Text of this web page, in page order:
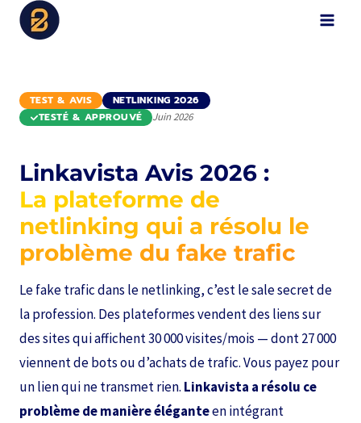
Aller
TEST & AVIS
NETLINKING 2026
TESTÉ & APPROUVÉ
Juin 2026
Linkavista Avis 2026 :
La plateforme de
netlinking qui a résolu le
problème du fake trafic
Le fake trafic dans le netlinking, c’est le sale secret de
la profession. Des plateformes vendent des liens sur
des sites qui affichent 30 000 visites/mois — dont 27 000
viennent de bots ou d’achats de trafic. Vous payez pour
un lien qui ne transmet rien. Linkavista a résolu ce
problème de manière éléganteen intégrant